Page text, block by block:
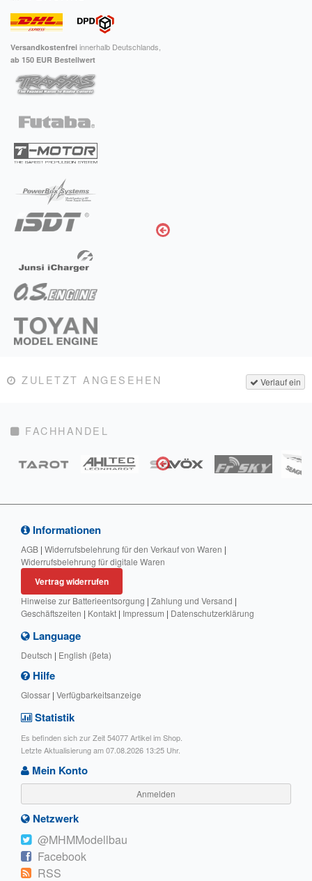
Versandkostenfrei innerhalb Deutschlands,
ab 150 EUR Bestellwert
Verlauf ein
ZULETZT ANGESEHEN
FACHHANDEL
Informationen
AGB | Widerrufsbelehrung für den Verkauf von Waren |
Widerrufsbelehrung für digitale Waren
Vertrag widerrufen
Hinweise zur Batterieentsorgung | Zahlung und Versand |
Geschäftszeiten | Kontakt | Impressum | Datenschutzerklärung
Language
Deutsch | English (βeta)
Hilfe
Glossar | Verfügbarkeitsanzeige
Statistik
Es befinden sich zur Zeit 54077 Artikel im Shop.
Letzte Aktualisierung am 07.08.2026 13:25 Uhr.
Mein Konto
Anmelden
Netzwerk
@MHMModellbau
Facebook
RSS